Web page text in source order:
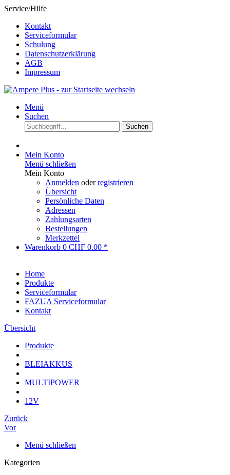
Service/Hilfe
Kontakt
Serviceformular
Schulung
Datenschutzerklärung
AGB
Impressum
Menü
Suchen
Suchen
Mein Konto
Menü schließen
Mein Konto
Anmelden oderregistrieren
Übersicht
Persönliche Daten
Adressen
Zahlungsarten
Bestellungen
Merkzettel
Warenkorb 0 CHF 0.00 *
Home
Produkte
Serviceformular
FAZUA Serviceformular
Kontakt
Übersicht
Produkte
BLEIAKKUS
MULTIPOWER
12V
Zurück
Vor
Menü schließen
Kategorien